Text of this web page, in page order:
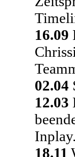
16.09
02.04
12.03
18.11